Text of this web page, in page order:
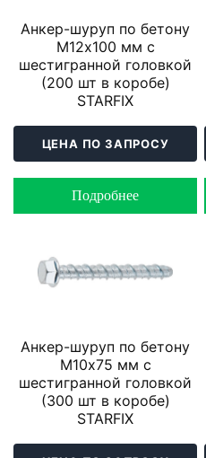
Анкер-шуруп по бетону
М12х100 мм с
шестигранной головкой
(200 шт в коробе)
STARFIX
ЦЕНА ПО ЗАПРОСУ
Подробнее
Анкер-шуруп по бетону
М10х75 мм с
шестигранной головкой
(300 шт в коробе)
STARFIX